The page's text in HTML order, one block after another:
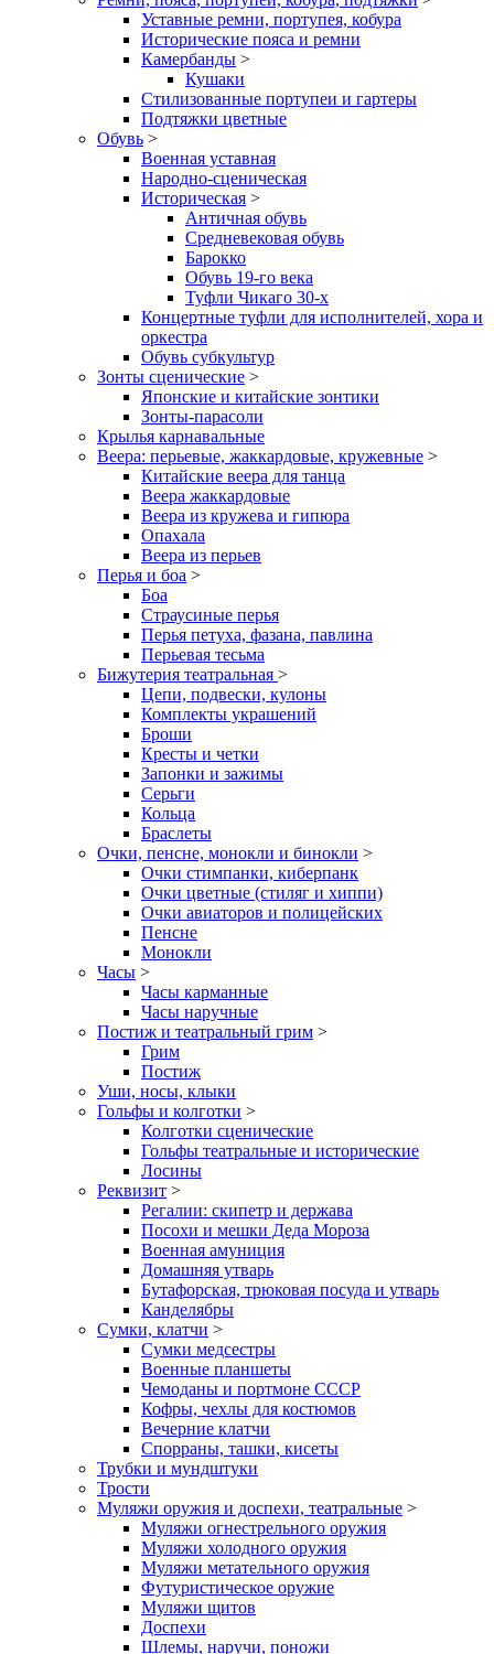
Уставные ремни, портупея, кобура
Исторические пояса и ремни
Камербанды >
Кушаки
Стилизованные портупеи и гартеры
Подтяжки цветные
Обувь >
Военная уставная
Народно-сценическая
Историческая >
Античная обувь
Средневековая обувь
Барокко
Обувь 19-го века
Туфли Чикаго 30-х
Концертные туфли для исполнителей, хора и
оркестра
Обувь субкультур
Зонты сценические >
Японские и китайские зонтики
Зонты-парасоли
Крылья карнавальные
Веера: перьевые, жаккардовые, кружевные >
Китайские веера для танца
Веера жаккардовые
Веера из кружева и гипюра
Опахала
Веера из перьев
Перья и боа >
Боа
Страусиные перья
Перья петуха, фазана, павлина
Перьевая тесьма
Бижутерия театральная >
Цепи, подвески, кулоны
Комплекты украшений
Броши
Кресты и четки
Запонки и зажимы
Серьги
Кольца
Браслеты
Очки, пенсне, монокли и бинокли >
Очки стимпанки, киберпанк
Очки цветные (стиляг и хиппи)
Очки авиаторов и полицейских
Пенсне
Монокли
Часы >
Часы карманные
Часы наручные
Постиж и театральный грим >
Грим
Постиж
Уши, носы, клыки
Гольфы и колготки >
Колготки сценические
Гольфы театральные и исторические
Лосины
Реквизит >
Регалии: скипетр и держава
Посохи и мешки Деда Мороза
Военная амуниция
Домашняя утварь
Бутафорская, трюковая посуда и утварь
Канделябры
Сумки, клатчи >
Сумки медсестры
Военные планшеты
Чемоданы и портмоне СССР
Кофры, чехлы для костюмов
Вечерние клатчи
Спорраны, ташки, кисеты
Трубки и мундштуки
Трости
Муляжи оружия и доспехи, театральные >
Муляжи огнестрельного оружия
Муляжи холодного оружия
Муляжи метательного оружия
Футуристическое оружие
Муляжи щитов
Доспехи
Шлемы, наручи, поножи